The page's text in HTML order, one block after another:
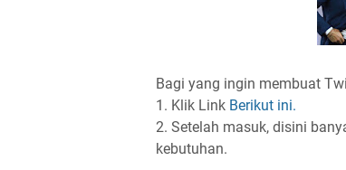
Bagi yang ingin membuat
1. Klik Link Berikut ini.
2. Setelah masuk, disini
kebutuhan.